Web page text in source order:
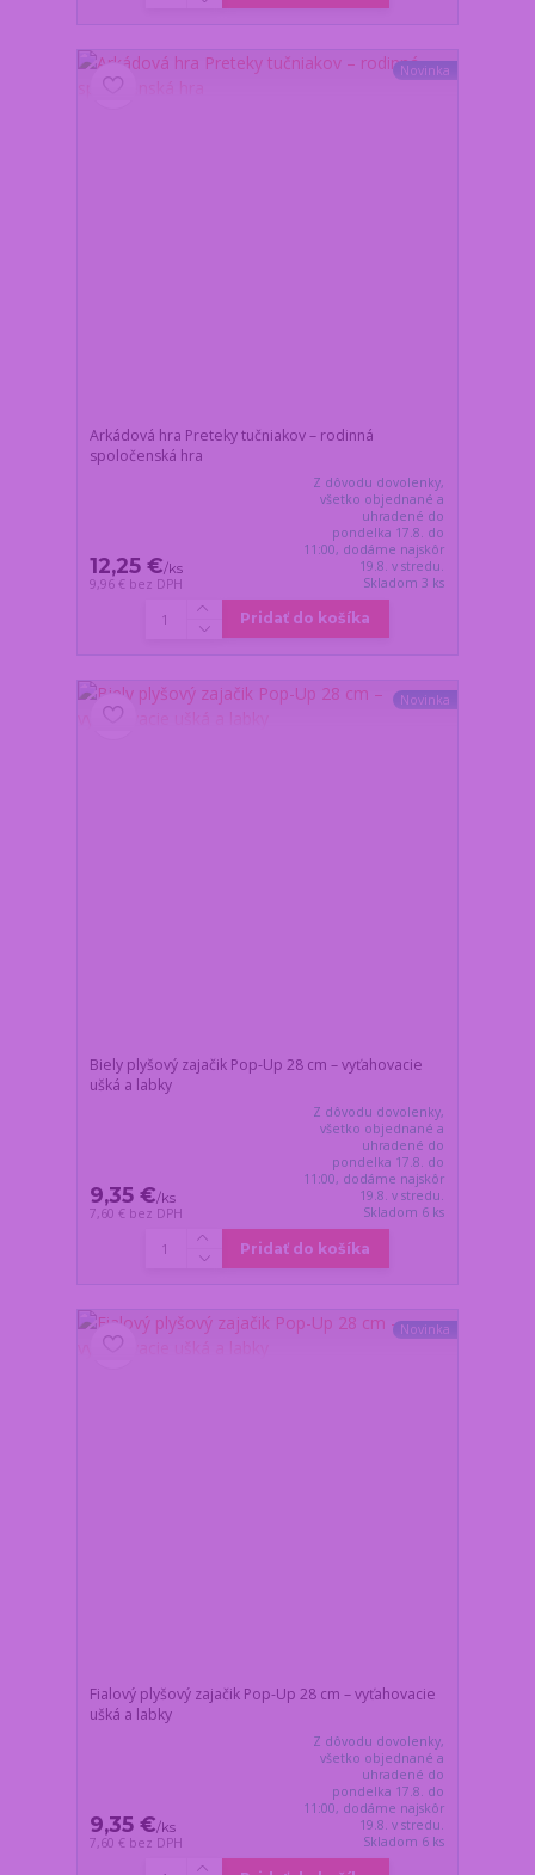
Novinka
Arkádová hra Preteky tučniakov – rodinná
spoločenská hra
12,25 €/ks
9,96 € bez DPH
Z dôvodu dovolenky,
všetko objednané a
uhradené do
pondelka 17.8. do
11:00, dodáme najskôr
19.8. v stredu.
Skladom 3 ks
Pridať do košíka
Novinka
Biely plyšový zajačik Pop-Up 28 cm – vyťahovacie
ušká a labky
9,35 €/ks
7,60 € bez DPH
Z dôvodu dovolenky,
všetko objednané a
uhradené do
pondelka 17.8. do
11:00, dodáme najskôr
19.8. v stredu.
Skladom 6 ks
Pridať do košíka
Novinka
Fialový plyšový zajačik Pop-Up 28 cm – vyťahovacie
ušká a labky
9,35 €/ks
7,60 € bez DPH
Z dôvodu dovolenky,
všetko objednané a
uhradené do
pondelka 17.8. do
11:00, dodáme najskôr
19.8. v stredu.
Skladom 6 ks